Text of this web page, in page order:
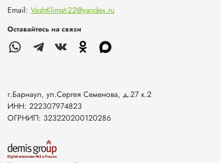
Email: VashKlimat-22@yandex.ru
Оставайтесь на связи
г.Барнаул, ул.Сергея Семенова, д.27 к.2
ИНН: 222307974823
ОГРНИП: 323220200120286